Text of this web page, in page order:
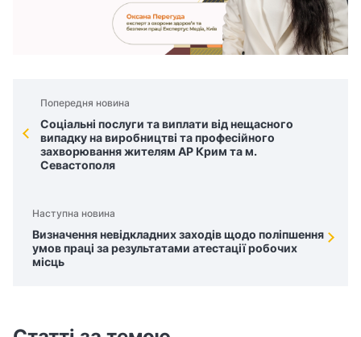
Попередня новина
Соціальні послуги та виплати від нещасного
випадку на виробництві та професійного
захворювання жителям АР Крим та м.
Севастополя
Наступна новина
Визначення невідкладних заходів щодо поліпшення
умов праці за результатами атестації робочих
місць